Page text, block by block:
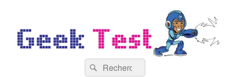
Recherche :
Rechercher